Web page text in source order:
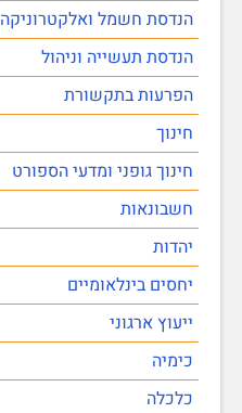
הנדסת חשמל ואלקטרוניקה
הנדסת תעשייה וניהול
הפרעות בתקשורת
חינוך
חינוך גופני ומדעי הספורט
חשבונאות
יהדות
יחסים בינלאומיים
ייעוץ ארגוני
כימיה
כלכלה